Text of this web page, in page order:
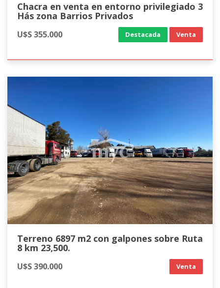
Chacra en venta en entorno privilegiado 3
Hás zona Barrios Privados
U$S 355.000 Destacada Venta
Terreno 6897 m2 con galpones sobre Ruta
8 km 23,500.
U$S 390.000 Venta